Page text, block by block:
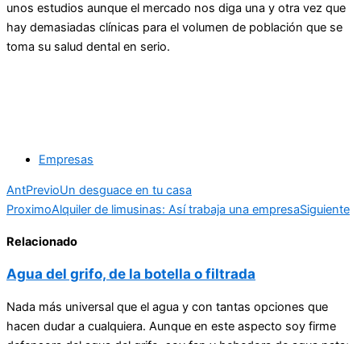
unos estudios aunque el mercado nos diga una y otra vez que
hay demasiadas clínicas para el volumen de población que se
toma su salud dental en serio.
Empresas
AntPrevioUn desguace en tu casa
ProximoAlquiler de limusinas: Así trabaja una empresaSiguiente
Relacionado
Agua del grifo, de la botella o filtrada
Nada más universal que el agua y con tantas opciones que
hacen dudar a cualquiera. Aunque en este aspecto soy firme